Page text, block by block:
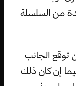
من السلسلة
توقع الجانب
إن كان ذلك